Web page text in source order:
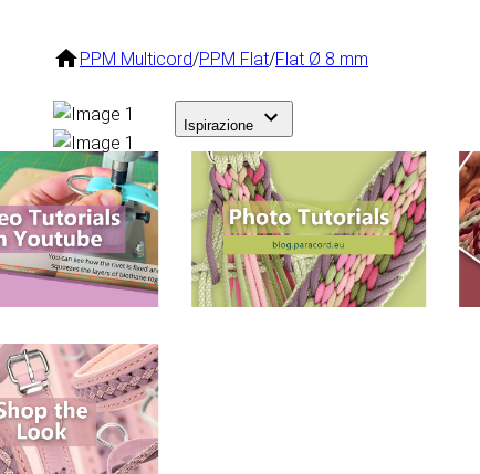
Ispirazione
PPM Multicord/PPM Flat/Flat Ø 8 mm